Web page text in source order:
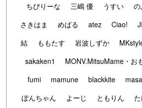
ちびりーな
三嶋 優 うすい の
さきはま
めばる atez Ciao!
結
ももたす 岩波しずか
sakaken1
MONV.MitsuMame・お
fumi
mamune blackkite
ぽんちゃん
よーじ ともりん